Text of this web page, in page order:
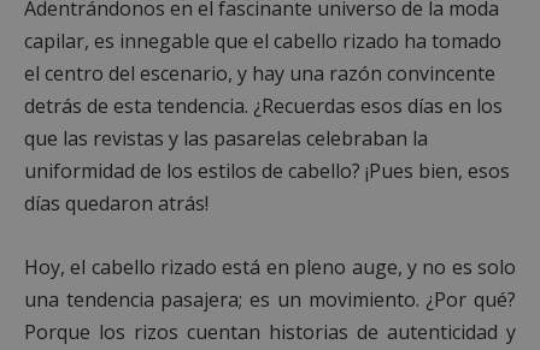
Adentrándonos en el fascinante universo de la moda
capilar, es innegable que el cabello rizado ha tomado
el centro del escenario, y hay una razón convincente
detrás de esta tendencia. ¿Recuerdas esos días en los
que las revistas y las pasarelas celebraban la
uniformidad de los estilos de cabello? ¡Pues bien, esos
días quedaron atrás!
Hoy, el cabello rizado está en pleno auge, y no es solo
una tendencia pasajera; es un movimiento. ¿Por qué?
Porque los rizos cuentan historias de autenticidad y